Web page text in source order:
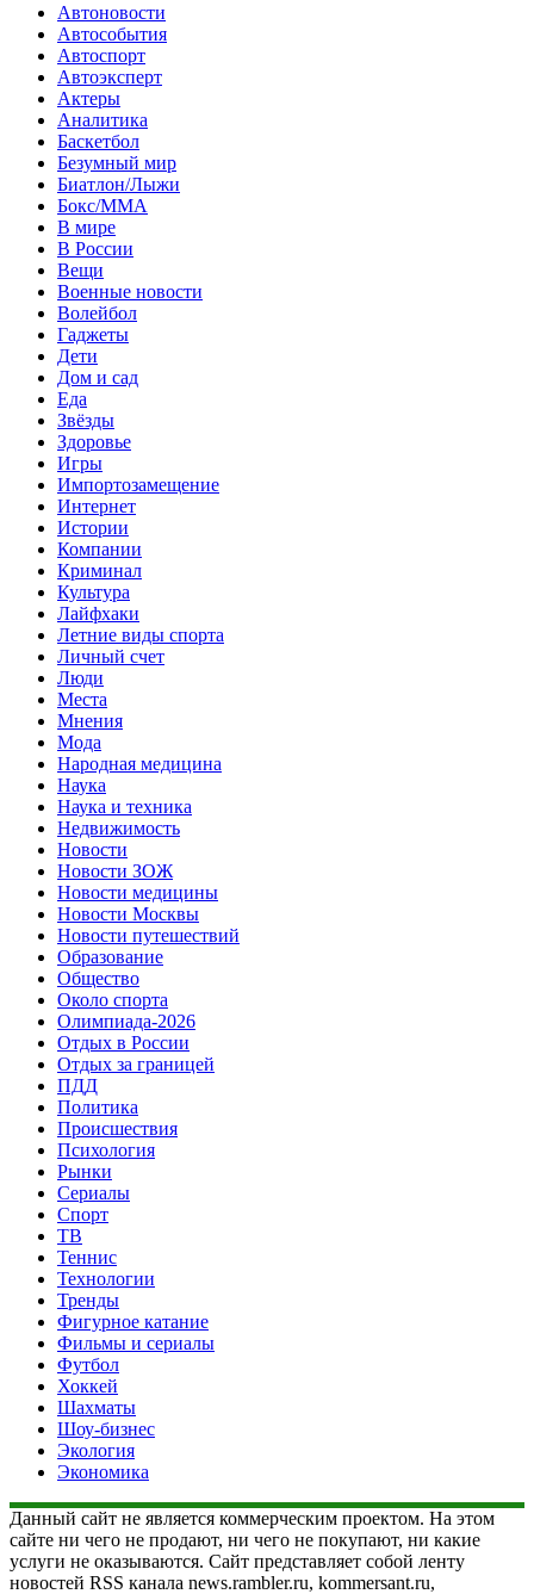
Автоновости
Автособытия
Автоспорт
Автоэксперт
Актеры
Аналитика
Баскетбол
Безумный мир
Биатлон/Лыжи
Бокс/MMA
В мире
В России
Вещи
Военные новости
Волейбол
Гаджеты
Дети
Дом и сад
Еда
Звёзды
Здоровье
Игры
Импортозамещение
Интернет
Истории
Компании
Криминал
Культура
Лайфхаки
Летние виды спорта
Личный счет
Люди
Места
Мнения
Мода
Народная медицина
Наука
Наука и техника
Недвижимость
Новости
Новости ЗОЖ
Новости медицины
Новости Москвы
Новости путешествий
Образование
Общество
Около спорта
Олимпиада-2026
Отдых в России
Отдых за границей
ПДД
Политика
Происшествия
Психология
Рынки
Сериалы
Спорт
ТВ
Теннис
Технологии
Тренды
Фигурное катание
Фильмы и сериалы
Футбол
Хоккей
Шахматы
Шоу-бизнес
Экология
Экономика
Данный сайт не является коммерческим проектом. На этом
сайте ни чего не продают, ни чего не покупают, ни какие
услуги не оказываются. Сайт представляет собой ленту
новостей RSS канала news.rambler.ru, kommersant.ru,